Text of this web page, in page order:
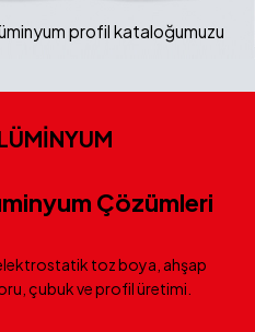
profil kataloğumuzu
Çözümleri
toz boya, ahşap
çubuk ve profil üretimi.